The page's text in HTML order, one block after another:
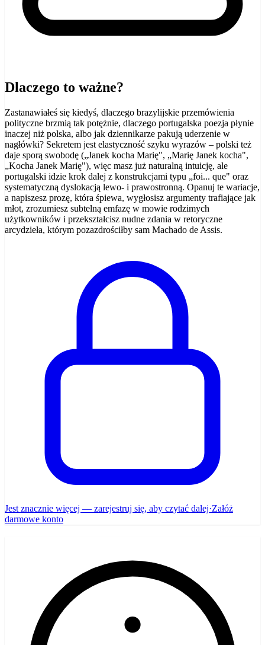
Dlaczego to ważne?
Zastanawiałeś się kiedyś, dlaczego brazylijskie przemówienia
polityczne brzmią tak potężnie, dlaczego portugalska poezja płynie
inaczej niż polska, albo jak dziennikarze pakują uderzenie w
nagłówki? Sekretem jest elastyczność szyku wyrazów – polski też
daje sporą swobodę („Janek kocha Marię", „Marię Janek kocha",
„Kocha Janek Marię"), więc masz już naturalną intuicję, ale
portugalski idzie krok dalej z konstrukcjami typu „foi... que" oraz
systematyczną dyslokacją lewo- i prawostronną. Opanuj te wariacje,
a napiszesz prozę, która śpiewa, wygłosisz argumenty trafiające jak
młot, zrozumiesz subtelną emfazę w mowie rodzimych
użytkowników i przekształcisz nudne zdania w retoryczne
arcydzieła, którym pozazdrościłby sam Machado de Assis.
Jest znacznie więcej — zarejestruj się, aby czytać dalej·Załóż
darmowe konto